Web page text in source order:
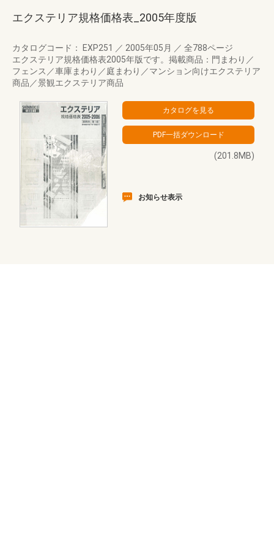
エクステリア規格価格表_2005年度版
カタログコード： EXP251 ／ 2005年05月 ／ 全788ページ
エクステリア規格価格表2005年版です。掲載商品：門まわり／
フェンス／車庫まわり／庭まわり／マンション向けエクステリア
商品／景観エクステリア商品
(201.8MB)
お知らせ表示